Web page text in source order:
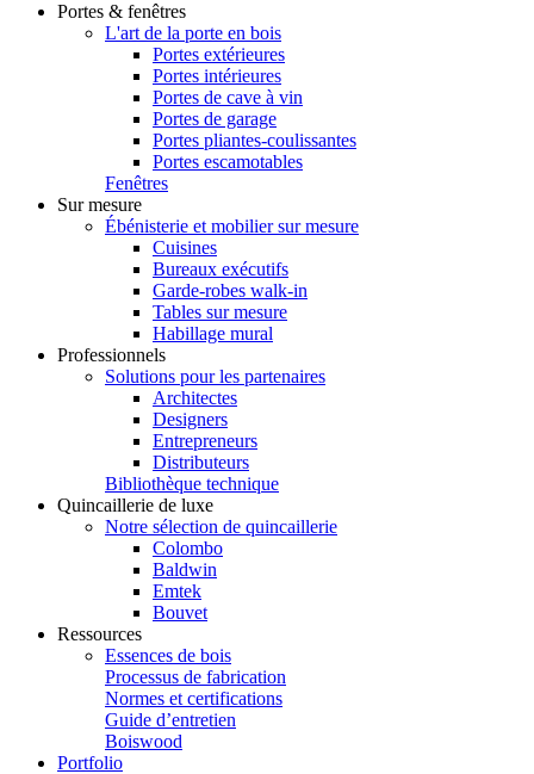
Portes & fenêtres
L'art de la porte en bois
Portes extérieures
Portes intérieures
Portes de cave à vin
Portes de garage
Portes pliantes-coulissantes
Portes escamotables
Fenêtres
Sur mesure
Ébénisterie et mobilier sur mesure
Cuisines
Bureaux exécutifs
Garde-robes walk-in
Tables sur mesure
Habillage mural
Professionnels
Solutions pour les partenaires
Architectes
Designers
Entrepreneurs
Distributeurs
Bibliothèque technique
Quincaillerie de luxe
Notre sélection de quincaillerie
Colombo
Baldwin
Emtek
Bouvet
Ressources
Essences de bois
Processus de fabrication
Normes et certifications
Guide d’entretien
Boiswood
Portfolio